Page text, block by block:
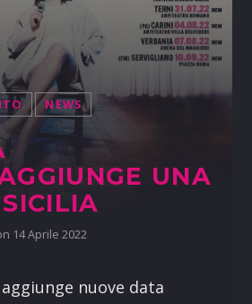
NEWS
UNA
14 Aprile 2022
nuove data